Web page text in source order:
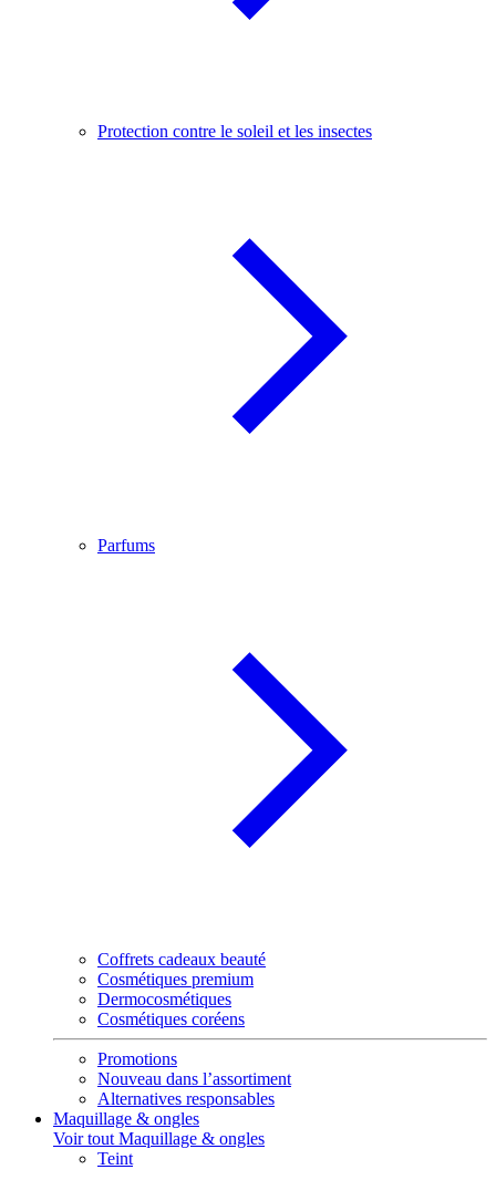
Protection contre le soleil et les insectes
Parfums
Coffrets cadeaux beauté
Cosmétiques premium
Dermocosmétiques
Cosmétiques coréens
Promotions
Nouveau dans l’assortiment
Alternatives responsables
Maquillage & ongles
Voir tout Maquillage & ongles
Teint